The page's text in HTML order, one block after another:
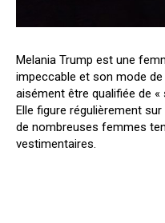
Melania Trump est une
impeccable et son mode
aisément être qualifiée de «
Elle figure régulièrement
de nombreuses femmes
vestimentaires.